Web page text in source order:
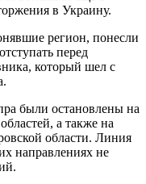
в Украину.
регион, понесли
перед
который шел с
были остановлены на
а также на
области. Линия
направлениях не